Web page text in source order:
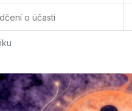
o účasti